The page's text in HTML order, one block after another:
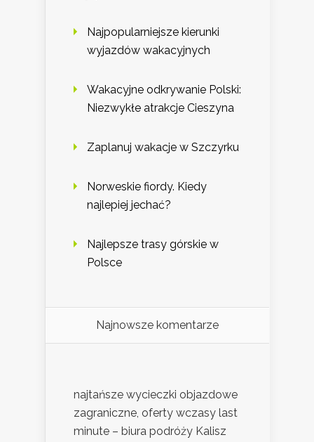
Najpopularniejsze kierunki
wyjazdów wakacyjnych
Wakacyjne odkrywanie Polski:
Niezwykłe atrakcje Cieszyna
Zaplanuj wakacje w Szczyrku
Norweskie fiordy. Kiedy
najlepiej jechać?
Najlepsze trasy górskie w
Polsce
Najnowsze komentarze
najtańsze wycieczki objazdowe
zagraniczne, oferty wczasy last
minute – biura podróży Kalisz